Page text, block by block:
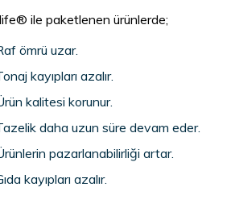
ile paketlenen ürünlerde;
ömrü uzar.
kayıpları azalır.
kalitesi korunur.
daha uzun süre devam eder.
pazarlanabilirliği artar.
kayıpları azalır.